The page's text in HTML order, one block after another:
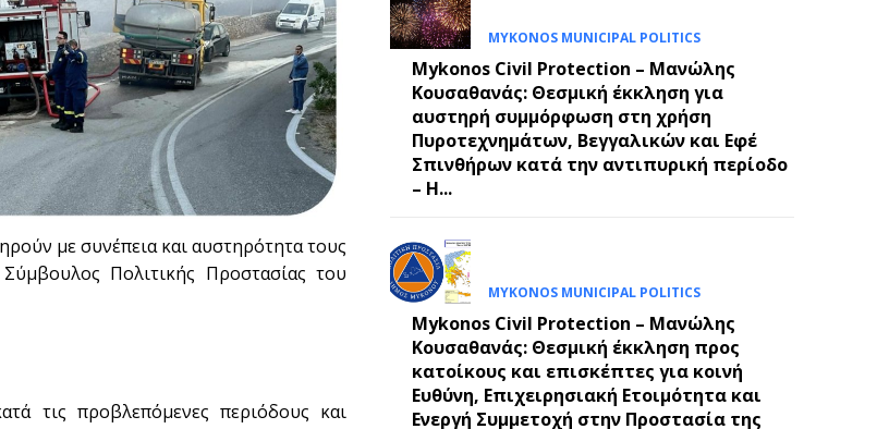
με συνέπεια και αυστηρότητα τους
Πολιτικής Προστασίας του
τις προβλεπόμενες περιόδους και
MYKONOS MUNICIPAL POLITICS
Mykonos Civil Protection – Μανώλης
Κουσαθανάς: Θεσμική έκκληση για
αυστηρή συμμόρφωση στη χρήση
Πυροτεχνημάτων, Βεγγαλικών και Εφέ
Σπινθήρων κατά την αντιπυρική περίοδο
– Η...
MYKONOS MUNICIPAL POLITICS
Mykonos Civil Protection – Μανώλης
Κουσαθανάς: Θεσμική έκκληση προς
κατοίκους και επισκέπτες για κοινή
Ευθύνη, Επιχειρησιακή Ετοιμότητα και
Ενεργή Συμμετοχή στην Προστασία της